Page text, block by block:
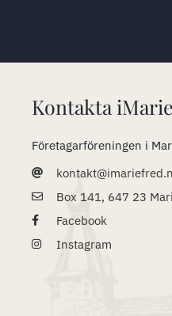
Kontakta
Företagarföreningen i
Box 141, 647 23
Facebook
Instagram